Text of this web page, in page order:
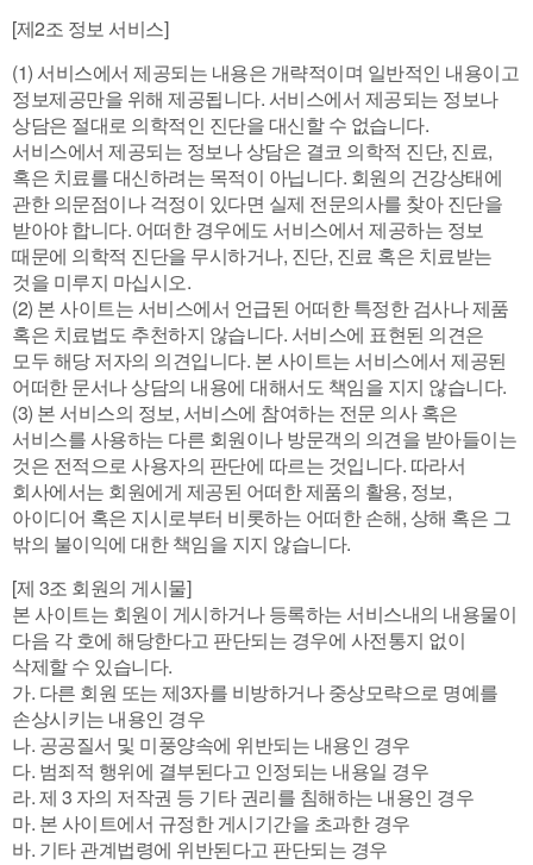
[제2조 정보 서비스]
(1) 서비스에서 제공되는 내용은 개략적이며 일반적인 내용이고
정보제공만을 위해 제공됩니다. 서비스에서 제공되는 정보나
상담은 절대로 의학적인 진단을 대신할 수 없습니다.
서비스에서 제공되는 정보나 상담은 결코 의학적 진단, 진료,
혹은 치료를 대신하려는 목적이 아닙니다. 회원의 건강상태에
관한 의문점이나 걱정이 있다면 실제 전문의사를 찾아 진단을
받아야 합니다. 어떠한 경우에도 서비스에서 제공하는 정보
때문에 의학적 진단을 무시하거나, 진단, 진료 혹은 치료받는
것을 미루지 마십시오.
(2) 본 사이트는 서비스에서 언급된 어떠한 특정한 검사나 제품
혹은 치료법도 추천하지 않습니다. 서비스에 표현된 의견은
모두 해당 저자의 의견입니다. 본 사이트는 서비스에서 제공된
어떠한 문서나 상담의 내용에 대해서도 책임을 지지 않습니다.
(3) 본 서비스의 정보, 서비스에 참여하는 전문 의사 혹은
서비스를 사용하는 다른 회원이나 방문객의 의견을 받아들이는
것은 전적으로 사용자의 판단에 따르는 것입니다. 따라서
회사에서는 회원에게 제공된 어떠한 제품의 활용, 정보,
아이디어 혹은 지시로부터 비롯하는 어떠한 손해, 상해 혹은 그
밖의 불이익에 대한 책임을 지지 않습니다.
[제 3조 회원의 게시물]
본 사이트는 회원이 게시하거나 등록하는 서비스내의 내용물이
다음 각 호에 해당한다고 판단되는 경우에 사전통지 없이
삭제할 수 있습니다.
가. 다른 회원 또는 제3자를 비방하거나 중상모략으로 명예를
손상시키는 내용인 경우
나. 공공질서 및 미풍양속에 위반되는 내용인 경우
다. 범죄적 행위에 결부된다고 인정되는 내용일 경우
라. 제 3 자의 저작권 등 기타 권리를 침해하는 내용인 경우
마. 본 사이트에서 규정한 게시기간을 초과한 경우
바. 기타 관계법령에 위반된다고 판단되는 경우